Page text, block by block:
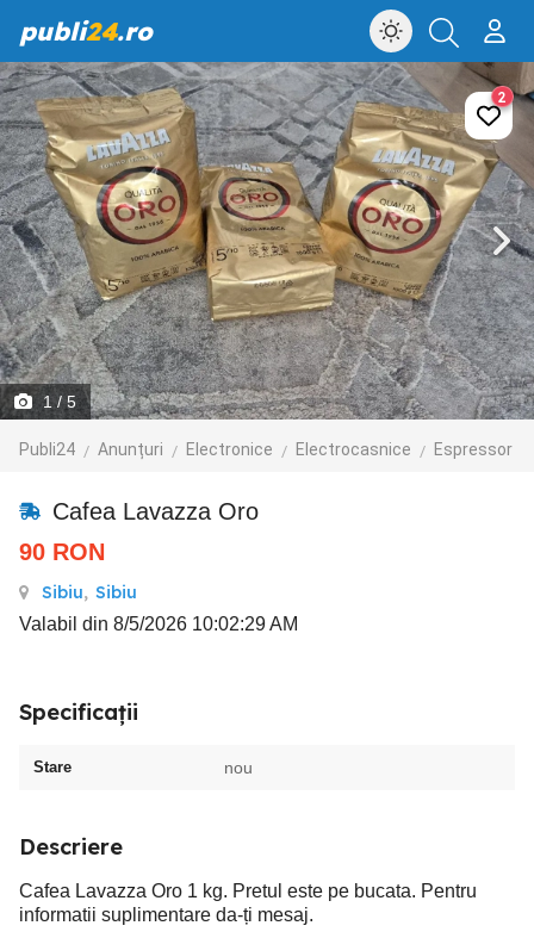
publi24.ro
1 / 5
Publi24 Anunțuri Electronice Electrocasnice Espressor
2
Cafea Lavazza Oro
90 RON
Sibiu, Sibiu
Valabil din 8/5/2026 10:02:29 AM
Specificații
Stare nou
Descriere
Cafea Lavazza Oro 1 kg. Pretul este pe bucata. Pentru
informatii suplimentare da-ți mesaj.